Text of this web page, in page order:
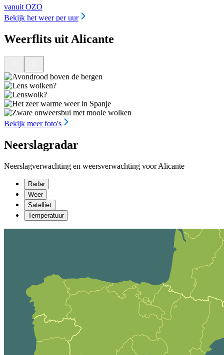
vanuit OZO
Bekijk het weer per uur
Weerflits uit Alicante
Bekijk meer foto's
Neerslagradar
Neerslagverwachting en weersverwachting voor Alicante
Radar
Weer
Satelliet
Temperatuur